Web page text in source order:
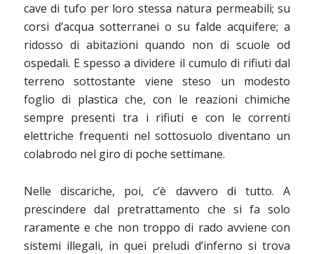
cave di tufo per loro stessa natura permeabili; su
corsi d’acqua sotterranei o su falde acquifere; a
ridosso di abitazioni quando non di scuole od
ospedali. E spesso a dividere il cumulo di rifiuti dal
terreno sottostante viene steso un modesto
foglio di plastica che, con le reazioni chimiche
sempre presenti tra i rifiuti e con le correnti
elettriche frequenti nel sottosuolo diventano un
colabrodo nel giro di poche settimane.
Nelle discariche, poi, c’è davvero di tutto. A
prescindere dal pretrattamento che si fa solo
raramente e che non troppo di rado avviene con
sistemi illegali, in quei preludi d’inferno si trova